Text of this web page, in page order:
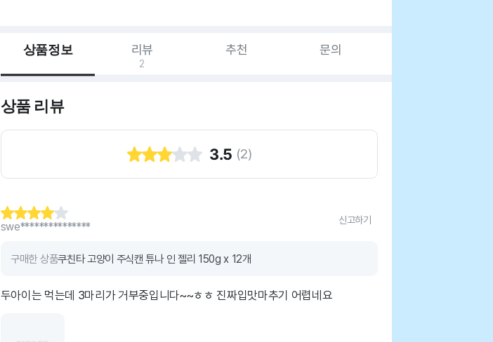
상품정보 리뷰
2
추천 문의
상품 리뷰
3.5 (2)
swe***************
신고하기
구매한 상품쿠친타 고양이 주식캔 튜나 인 젤리 150g x 12개
두아이는 먹는데 3마리가 거부중입니다~~ㅎㅎ 진짜입맛마추기 어렵네요